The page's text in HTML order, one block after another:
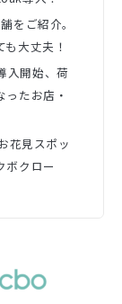
をご紹介。
大丈夫！
入開始、荷
たお店・
花見スポッ
ボクロー